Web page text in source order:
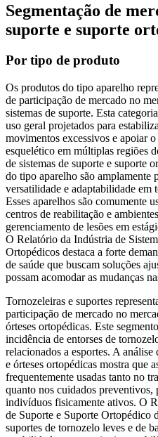
Segmentação de
suporte e suporte
Por tipo de produto
Os produtos do tipo aparelho
de participação de mercado no
sistemas de suporte. Esta
uso geral projetados para
movimentos excessivos e apoiar
esquelético em múltiplas regiões
de sistemas de suporte e suporte
do tipo aparelho são amplamente
versatilidade e adaptabilidade em
Esses aparelhos são comumente
centros de reabilitação e
gerenciamento de lesões em
O Relatório da Indústria de
Ortopédicos destaca a forte
de saúde que buscam soluções
possam acomodar as mudanças
Tornozeleiras e suportes
participação de mercado no
órteses ortopédicas. Este
incidência de entorses de
relacionados a esportes. A
e órteses ortopédicas mostra que
frequentemente usadas tanto no
quanto nos cuidados preventivos,
indivíduos fisicamente ativos. O
de Suporte e Suporte Ortopédico
suportes de tornozelo leves e de